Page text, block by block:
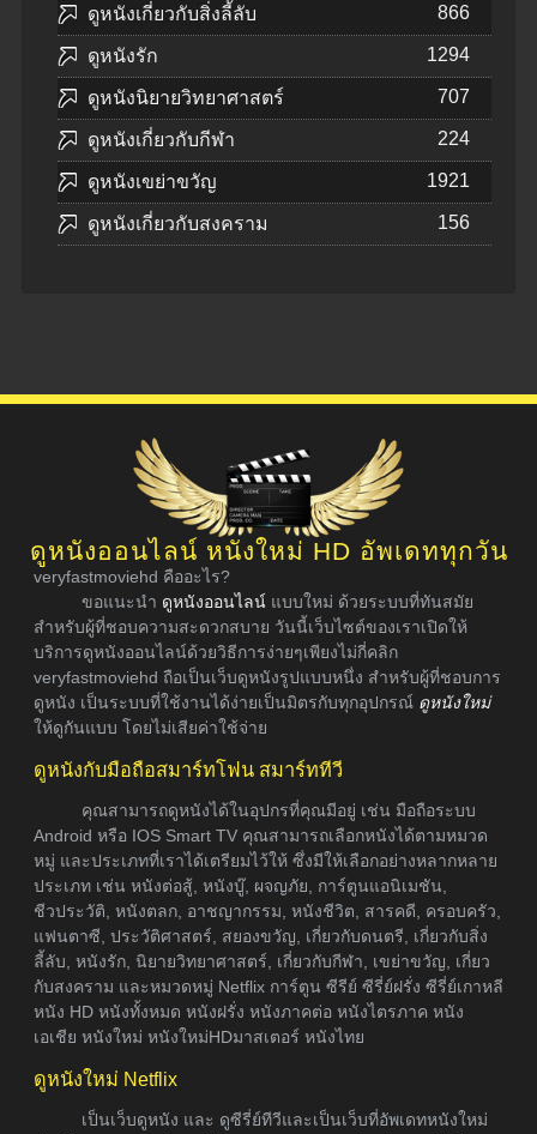
ดูหนังเกี่ยวกับสิ่งลี้ลับ 866
ดูหนังรัก 1294
ดูหนังนิยายวิทยาศาสตร์ 707
ดูหนังเกี่ยวกับกีฬา 224
ดูหนังเขย่าขวัญ 1921
ดูหนังเกี่ยวกับสงคราม 156
ดูหนังออนไลน์ หนังใหม่ HD อัพเดททุกวัน
veryfastmoviehd คืออะไร?
ขอแนะนำ ดูหนังออนไลน์ แบบใหม่ ด้วยระบบที่ทันสมัย
สำหรับผู้ที่ชอบความสะดวกสบาย วันนี้เว็บไซต์ของเราเปิดให้
บริการดูหนังออนไลน์ด้วยวิธีการง่ายๆเพียงไม่กี่คลิก
veryfastmoviehd ถือเป็นเว็บดูหนังรูปแบบหนึ่ง สำหรับผู้ที่ชอบการ
ดูหนัง เป็นระบบที่ใช้งานได้ง่ายเป็นมิตรกับทุกอุปกรณ์ ดูหนังใหม่
ให้ดูกันแบบ โดยไม่เสียค่าใช้จ่าย
ดูหนังกับมือถือสมาร์ทโฟน สมาร์ททีวี
คุณสามารถดูหนังได้ในอุปกรที่คุณมีอยู่ เช่น มือถือระบบ
Android หรือ IOS Smart TV คุณสามารถเลือกหนังได้ตามหมวด
หมู่ และประเภทที่เราได้เตรียมไว้ให้ ซึ่งมีให้เลือกอย่างหลากหลาย
ประเภท เช่น หนังต่อสู้, หนังบู๊, ผจญภัย, การ์ตูนแอนิเมชัน,
ชีวประวัติ, หนังตลก, อาชญากรรม, หนังชีวิต, สารคดี, ครอบครัว,
แฟนตาซี, ประวัติศาสตร์, สยองขวัญ, เกี่ยวกับดนตรี, เกี่ยวกับสิ่ง
ลี้ลับ, หนังรัก, นิยายวิทยาศาสตร์, เกี่ยวกับกีฬา, เขย่าขวัญ, เกี่ยว
กับสงคราม และหมวดหมู่ Netflix การ์ตูน ซีรีย์ ซีรี่ย์ฝรั่ง ซีรี่ย์เกาหลี
หนัง HD หนังทั้งหมด หนังฝรั่ง หนังภาคต่อ หนังไตรภาค หนัง
เอเชีย หนังใหม่ หนังใหม่HDมาสเตอร์ หนังไทย
ดูหนังใหม่ Netflix
เป็นเว็บดูหนัง และ ดูซีรี่ย์ทีวีและเป็นเว็บที่อัพเดทหนังใหม่